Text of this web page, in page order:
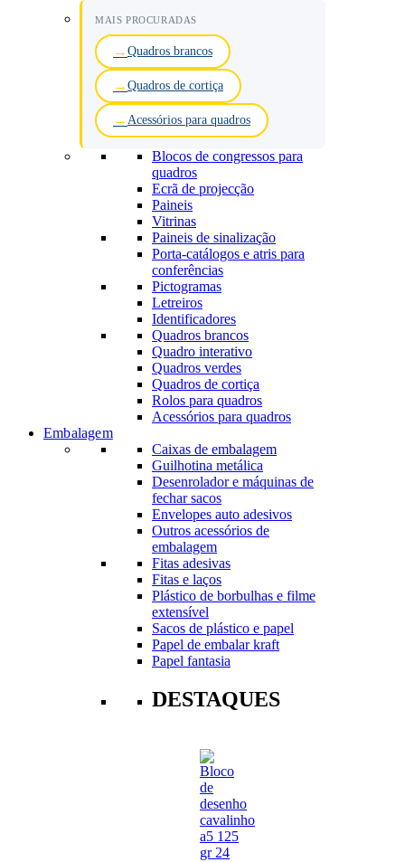
MAIS PROCURADAS
Quadros brancos
Quadros de cortiça
Acessórios para quadros
Blocos de congressos para
quadros
Ecrã de projecção
Paineis
Vitrinas
Paineis de sinalização
Porta-catálogos e atris para
conferências
Pictogramas
Letreiros
Identificadores
Quadros brancos
Quadro interativo
Quadros verdes
Quadros de cortiça
Rolos para quadros
Acessórios para quadros
Embalagem
Caixas de embalagem
Guilhotina metálica
Desenrolador e máquinas de
fechar sacos
Envelopes auto adesivos
Outros acessórios de
embalagem
Fitas adesivas
Fitas e laços
Plástico de borbulhas e filme
extensível
Sacos de plástico e papel
Papel de embalar kraft
Papel fantasia
DESTAQUES